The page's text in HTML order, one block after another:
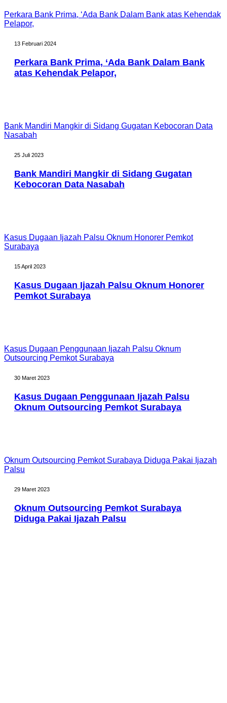
Perkara Bank Prima, ‘Ada Bank Dalam Bank atas Kehendak
Pelapor,
13 Februari 2024
Perkara Bank Prima, ‘Ada Bank Dalam Bank
atas Kehendak Pelapor,
Bank Mandiri Mangkir di Sidang Gugatan Kebocoran Data
Nasabah
25 Juli 2023
Bank Mandiri Mangkir di Sidang Gugatan
Kebocoran Data Nasabah
Kasus Dugaan Ijazah Palsu Oknum Honorer Pemkot
Surabaya
15 April 2023
Kasus Dugaan Ijazah Palsu Oknum Honorer
Pemkot Surabaya
Kasus Dugaan Penggunaan Ijazah Palsu Oknum
Outsourcing Pemkot Surabaya
30 Maret 2023
Kasus Dugaan Penggunaan Ijazah Palsu
Oknum Outsourcing Pemkot Surabaya
Oknum Outsourcing Pemkot Surabaya Diduga Pakai Ijazah
Palsu
29 Maret 2023
Oknum Outsourcing Pemkot Surabaya
Diduga Pakai Ijazah Palsu